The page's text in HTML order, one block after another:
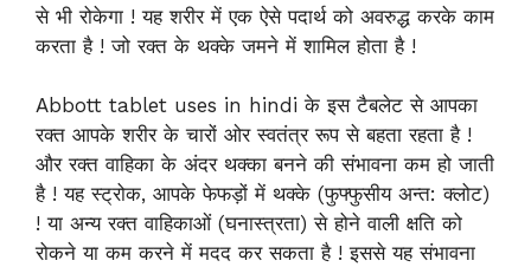
से भी रोकेगा ! यह शरीर में एक ऐसे पदार्थ को अवरुद्ध करके काम
करता है ! जो रक्त के थक्के जमने में शामिल होता है !
Abbott tablet uses in hindi के इस टैबलेट से आपका
रक्त आपके शरीर के चारों ओर स्वतंत्र रूप से बहता रहता है !
और रक्त वाहिका के अंदर थक्का बनने की संभावना कम हो जाती
है ! यह स्ट्रोक, आपके फेफड़ों में थक्के (फुफ्फुसीय अन्त: क्लोट)
! या अन्य रक्त वाहिकाओं (घनास्त्रता) से होने वाली क्षति को
रोकने या कम करने में मदद कर सकता है ! इससे यह संभावना